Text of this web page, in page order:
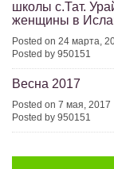
школы с.Тат.
женщины в
Posted on 24 марта,
Posted by 950151
Весна 2017
Posted on 7 мая, 2017
Posted by 950151